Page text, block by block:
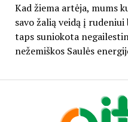
Kad žiema artėja, mums
savo žalią veidą į
taps suniokota
nežemiškos Saulės